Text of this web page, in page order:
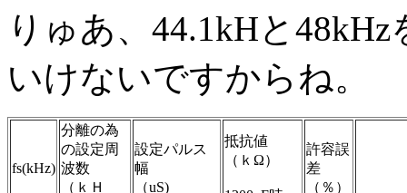
りゅあ、44.1kHと
いけないですからね。
fs(kHz)
分離の為
の設定周
波数
（ｋＨ
設定パルス
幅
（uS)
抵抗値
（ｋΩ）
許容誤
差
（％）